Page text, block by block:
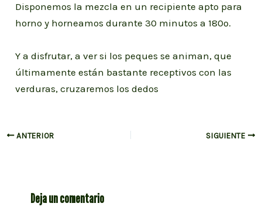
Disponemos la mezcla en un recipiente apto para
horno y horneamos durante 30 minutos a 180º.
Y a disfrutar, a ver si los peques se animan, que
últimamente están bastante receptivos con las
verduras, cruzaremos los dedos
Navegación
ANTERIOR SIGUIENTE
Deja un comentario